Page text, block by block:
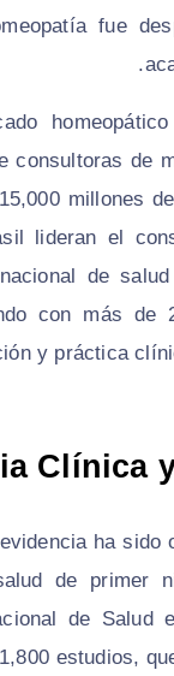
fue
consultoras de
millones
lideran el
de
con más de
y práctica
Clínica
ha
de primer
de Salud
estudios,